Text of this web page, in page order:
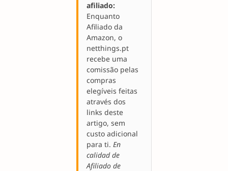
afiliado:
Enquanto
Afiliado da
Amazon, o
netthings.pt
recebe uma
comissão pelas
compras
elegíveis feitas
através dos
links deste
artigo, sem
custo adicional
para ti. En
calidad de
Afiliado de